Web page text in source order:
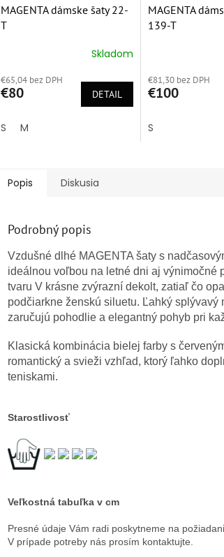
MAGENTA dámske šaty 22-
T
produktu
je
z
5
Skladom
€65,04 bez DPH
€80 DETAIL
S M
MAGENTA
139-T
produktu
je
z
5
€81,30 bez DPH
€100
S
Popis Diskusia
Podrobný popis
Vzdušné dlhé MAGENTA šaty s
ideálnou voľbou na letné dni aj výnimočné
tvaru V krásne zvýrazní dekolt, zatiaľ čo
podčiarkne ženskú siluetu. Ľahký splývavý
zaručujú pohodlie a elegantný pohyb pri
Klasická kombinácia bielej farby s
romantický a svieži vzhľad, ktorý ľahko
teniskami.
Starostlivosť
Veľkostná tabuľka v cm
Presné údaje Vám radi poskytneme na
V prípade potreby nás prosím kontaktujte.